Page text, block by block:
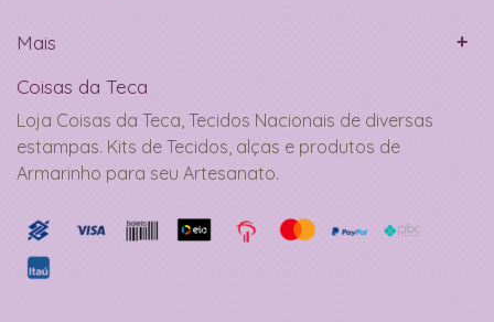
Mais
Coisas da Teca
Loja Coisas da Teca, Tecidos Nacionais de diversas
estampas. Kits de Tecidos, alças e produtos de
Armarinho para seu Artesanato.